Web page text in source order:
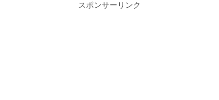
スポンサーリンク